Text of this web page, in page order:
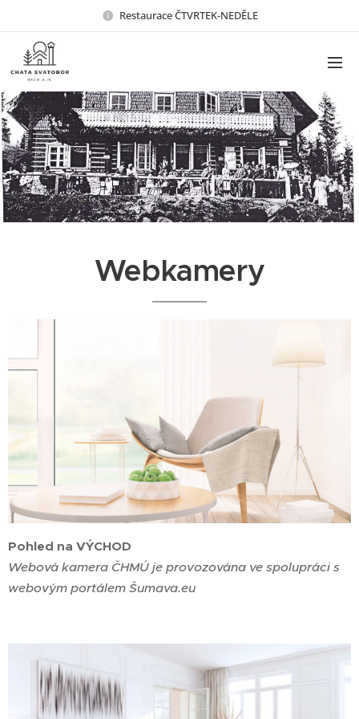
Restaurace ČTVRTEK-NEDĚLE
Webkamery
Pohled na VÝCHOD
Webová kamera ČHMÚ je provozována ve spolupráci s
webovým portálem Šumava.eu